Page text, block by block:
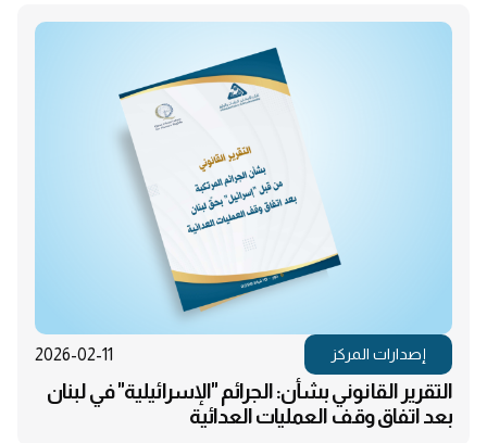
إصدارات المركز 2026-02-11
التقرير القانوني بشأن: الجرائم "الإسرائيلية" في لبنان
بعد اتفاق وقف العمليات العدائية